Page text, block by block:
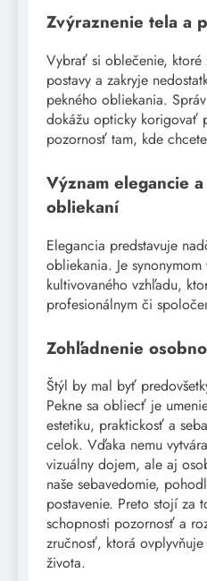
Zvýraznenie tela a
Vybrať si oblečenie, ktoré
postavy a zakryje
pekného obliekania.
dokážu opticky korigovať
pozornosť tam, kde
Význam elegancie
obliekaní
Elegancia predstavuje
obliekania. Je
kultivovaného vzhľadu,
profesionálnym či
Zohľadnenie
Štýl by mal byť
Pekne sa obliecť je
estetiku, praktickosť a
celok. Vďaka nemu
vizuálny dojem, ale aj
naše sebavedomie,
postavenie. Preto stojí za
schopnosti pozornosť a
zručnosť, ktorá
života.